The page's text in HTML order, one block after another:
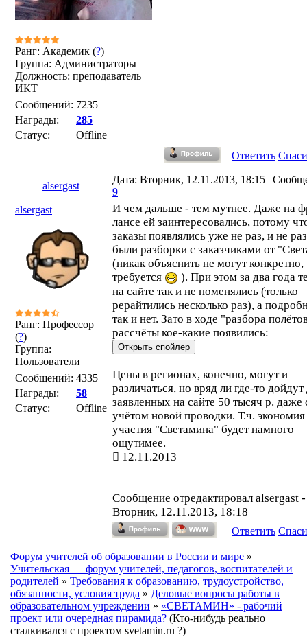
Ранг: Академик (?)
Группа: Администраторы
Должность: преподаватель
ИКТ
Сообщений: 7235
Награды:
285
Статус:
Offline
Ответить
alsergast
Дата: Вторник, 12.11.2013, 18:15 |
9
alsergast
Ранг: Профессор
(?)
Группа:
Пользователи
Сообщений: 4335
Награды:
58
Статус:
Offline
И чем дальше - тем мутнее. Даже на
лансе ей заинтересовались, потому
заказы появлялись уже не раз, и не
были разборки с заказчиками от
(никак объяснить не могут
требуется
). При этом за два года
на сайте так и не поменялись (только
рерайтились несколько раз), а
так и нет. Зато в ходе "разбора
рассчёты кое-какие появились:
Цены в регионах, конечно, могут и
различаться, но вряд ли где-то дойдут
заявленных на сайте 50 тысяч р. даже
учётом новой проводки. Т.ч. экономия
участия "Светамина" будет намного
ощутимее.
12.11.2013
Сообщение отредактировал alsergast -
Вторник, 12.11.2013, 18:18
Ответить
Форум учителей об образовании в России и мире »
Учительская — форум учителей, педагогов, воспитателей и
родителей » Требования к образованию, трудоустройство,
обязанности, условия труда » Деловые вопросы работы в
образовательном учреждении » «СВЕТАМИН» - рабочий
проект или очередная пирамида? (Кто-нибудь реально
сталкивался с проектом svetamin.ru ?)